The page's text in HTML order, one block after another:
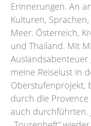
Erinnerungen. An
Kulturen,
Meer. Österreich,
und Thailand. Mit
Auslandsabenteuer
meine Reiselust in
Oberstufenprojekt,
durch die
auch durchführten.